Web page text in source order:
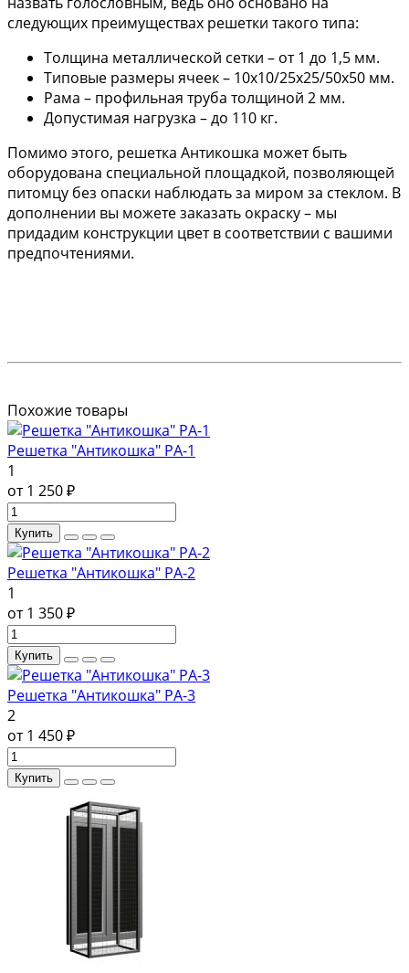
следующих преимуществах решетки такого типа:
Толщина металлической сетки – от 1 до 1,5 мм.
Типовые размеры ячеек – 10х10/25х25/50х50 мм.
Рама – профильная труба толщиной 2 мм.
Допустимая нагрузка – до 110 кг.
Помимо этого, решетка Антикошка может быть
оборудована специальной площадкой, позволяющей
питомцу без опаски наблюдать за миром за стеклом. В
дополнении вы можете заказать окраску – мы
придадим конструкции цвет в соответствии с вашими
предпочтениями.
Похожие товары
Решетка "Антикошка" РА-1
1
от 1 250 ₽
Купить
Решетка "Антикошка" РА-2
1
от 1 350 ₽
Купить
Решетка "Антикошка" РА-3
2
от 1 450 ₽
Купить